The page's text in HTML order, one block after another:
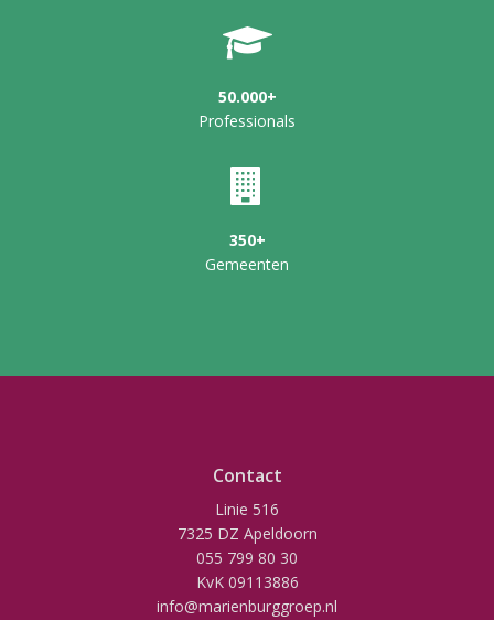
50.000+
Professionals
350+
Gemeenten
Contact
Linie 516
7325 DZ Apeldoorn
055 799 80 30
KvK 09113886
info@marienburggroep.nl